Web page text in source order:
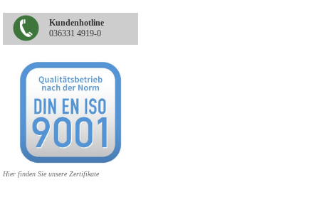
Kundenhotline
036331 4919-0
Hier finden Sie unsere Zertifikate